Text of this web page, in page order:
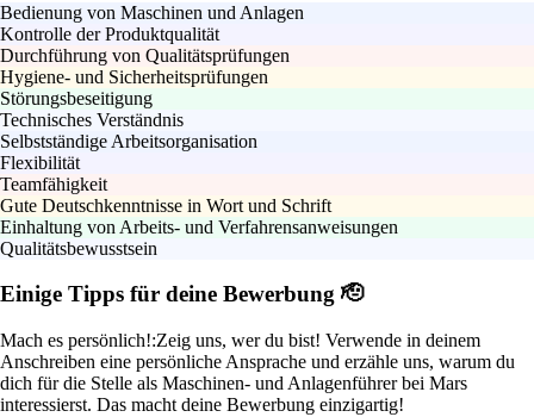
Bedienung von Maschinen und Anlagen
Kontrolle der Produktqualität
Durchführung von Qualitätsprüfungen
Hygiene- und Sicherheitsprüfungen
Störungsbeseitigung
Technisches Verständnis
Selbstständige Arbeitsorganisation
Flexibilität
Teamfähigkeit
Gute Deutschkenntnisse in Wort und Schrift
Einhaltung von Arbeits- und Verfahrensanweisungen
Qualitätsbewusstsein
Einige Tipps für deine Bewerbung 🫡
Mach es persönlich!:Zeig uns, wer du bist! Verwende in deinem
Anschreiben eine persönliche Ansprache und erzähle uns, warum du
dich für die Stelle als Maschinen- und Anlagenführer bei Mars
interessierst. Das macht deine Bewerbung einzigartig!